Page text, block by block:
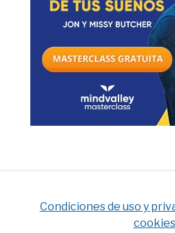
Condiciones de uso y
cookies